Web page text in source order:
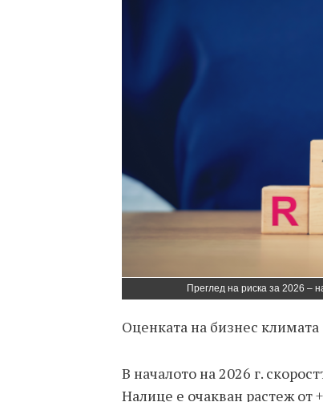
Преглед на риска за 2026 –
Оценката на бизнес климата
В началото на 2026 г.
Налице е очакван растеж от